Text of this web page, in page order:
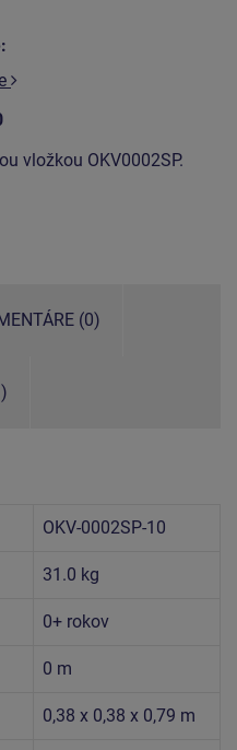
vložkou OKV0002SP.
(0)
OKV-0002SP-10
31.0 kg
0+ rokov
0 m
0,38 x 0,38 x 0,79 m